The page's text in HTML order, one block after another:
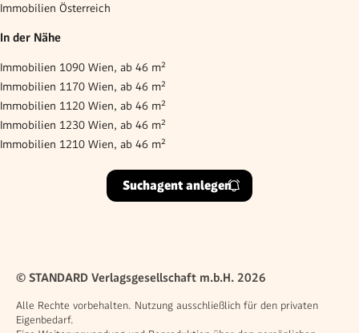
Immobilien Österreich
In der Nähe
Immobilien 1090 Wien, ab 46 m²
Immobilien 1170 Wien, ab 46 m²
Immobilien 1120 Wien, ab 46 m²
Immobilien 1230 Wien, ab 46 m²
Immobilien 1210 Wien, ab 46 m²
Suchagent anlegen
© STANDARD Verlagsgesellschaft m.b.H. 2026
Alle Rechte vorbehalten. Nutzung ausschließlich für den privaten
Eigenbedarf.